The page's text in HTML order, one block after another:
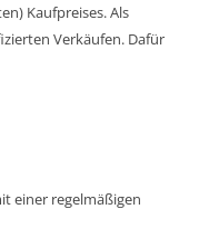
Kaufpreises. Als
Verkäufen. Dafür
einer regelmäßigen